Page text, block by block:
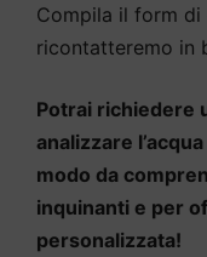
Compila il form
ricontatteremo in
Potrai richiedere
analizzare
modo da
inquinanti e per
personalizzata!